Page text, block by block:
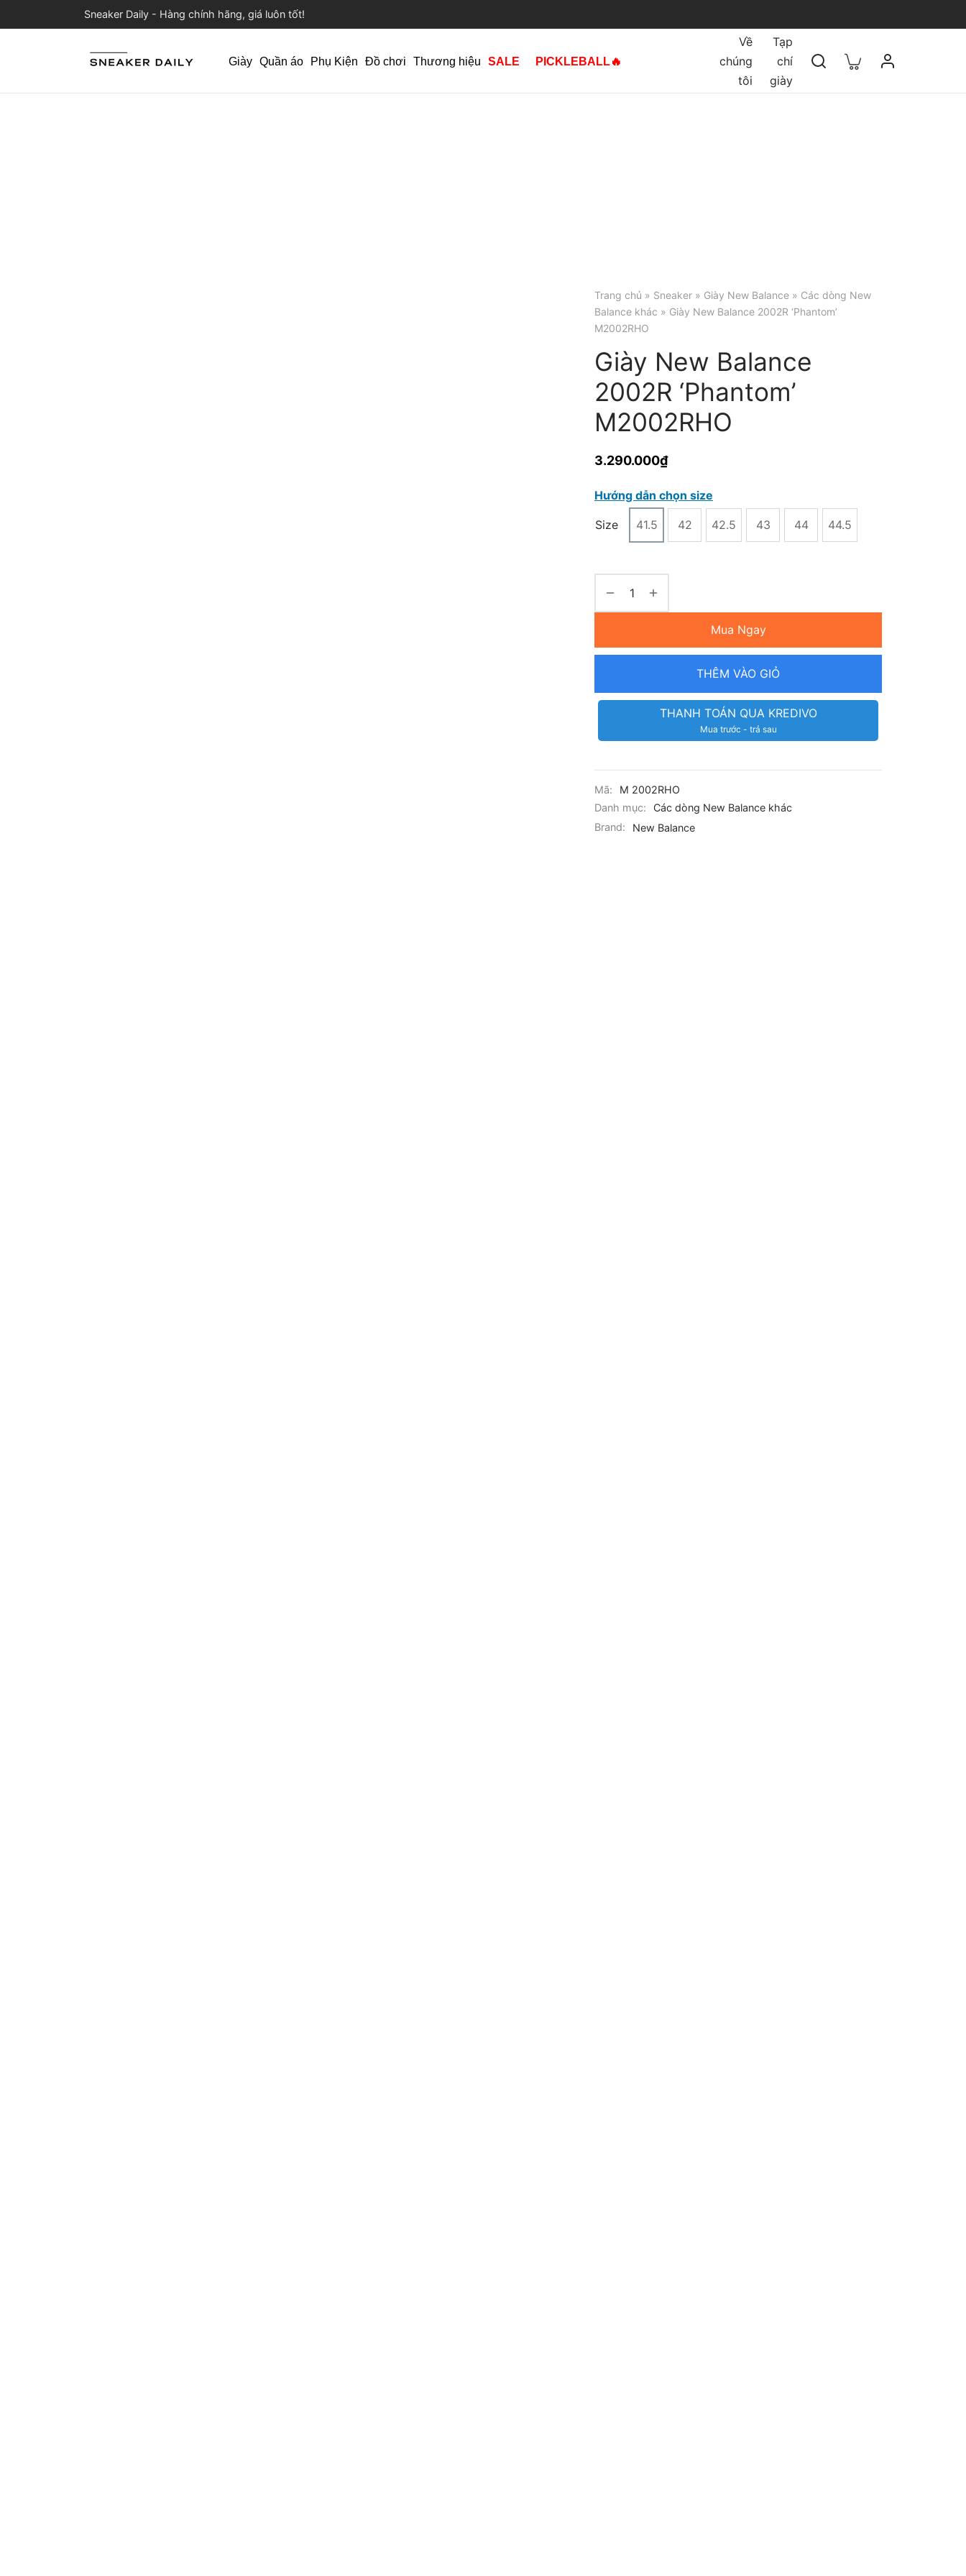
Sneaker Daily - Hàng chính hãng, giá luôn tốt!
Giày Quần áo Phụ Kiện Đồ chơi Thương hiệu SALE PICKLEBALL🔥
Về
chúng
tôi
Tạp
chí
giày
Trang chủ » Sneaker » Giày New Balance » Các dòng New
Balance khác » Giày New Balance 2002R ‘Phantom’
M2002RHO
Giày New Balance
2002R ‘Phantom’
M2002RHO
3.290.000₫
Hướng dẫn chọn size
Size 41.5 42 42.5 43 44 44.5
Mua Ngay
THÊM VÀO GIỎ
THANH TOÁN QUA KREDIVO
Mua trước - trả sau
Mã:
M 2002RHO
Danh mục:
Các dòng New Balance khác
Brand:
New Balance